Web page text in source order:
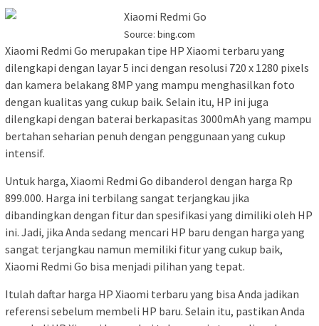
Source: bing.com
Xiaomi Redmi Go merupakan tipe HP Xiaomi terbaru yang
dilengkapi dengan layar 5 inci dengan resolusi 720 x 1280 pixels
dan kamera belakang 8MP yang mampu menghasilkan foto
dengan kualitas yang cukup baik. Selain itu, HP ini juga
dilengkapi dengan baterai berkapasitas 3000mAh yang mampu
bertahan seharian penuh dengan penggunaan yang cukup
intensif.
Untuk harga, Xiaomi Redmi Go dibanderol dengan harga Rp
899.000. Harga ini terbilang sangat terjangkau jika
dibandingkan dengan fitur dan spesifikasi yang dimiliki oleh HP
ini. Jadi, jika Anda sedang mencari HP baru dengan harga yang
sangat terjangkau namun memiliki fitur yang cukup baik,
Xiaomi Redmi Go bisa menjadi pilihan yang tepat.
Itulah daftar harga HP Xiaomi terbaru yang bisa Anda jadikan
referensi sebelum membeli HP baru. Selain itu, pastikan Anda